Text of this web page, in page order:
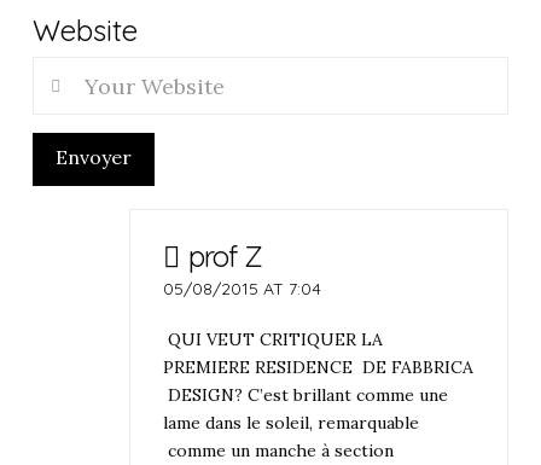
Website
Envoyer
prof Z
05/08/2015 AT 7:04
QUI VEUT CRITIQUER LA
PREMIERE RESIDENCE DE FABBRICA
DESIGN? C’est brillant comme une
lame dans le soleil, remarquable
comme un manche à section